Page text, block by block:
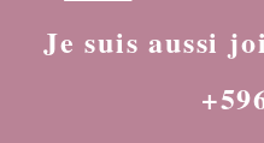
Je suis aussi